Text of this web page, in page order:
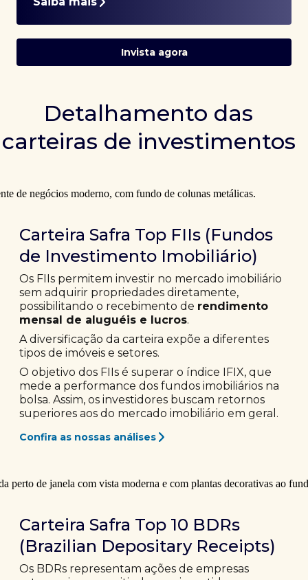
Invista agora
Detalhamento das
carteiras de investimentos
Carteira Safra Top FIIs (Fundos
de Investimento Imobiliário)
Os FIIs permitem investir no mercado imobiliário
sem adquirir propriedades diretamente,
possibilitando o recebimento de rendimento
mensal de aluguéis e lucros.
A diversificação da carteira expõe a diferentes
tipos de imóveis e setores.
O objetivo dos FIIs é superar o índice IFIX, que
mede a performance dos fundos imobiliários na
bolsa. Assim, os investidores buscam retornos
superiores aos do mercado imobiliário em geral.
Confira as nossas análises
Carteira Safra Top 10 BDRs
(Brazilian Depositary Receipts)
Os BDRs representam ações de empresas